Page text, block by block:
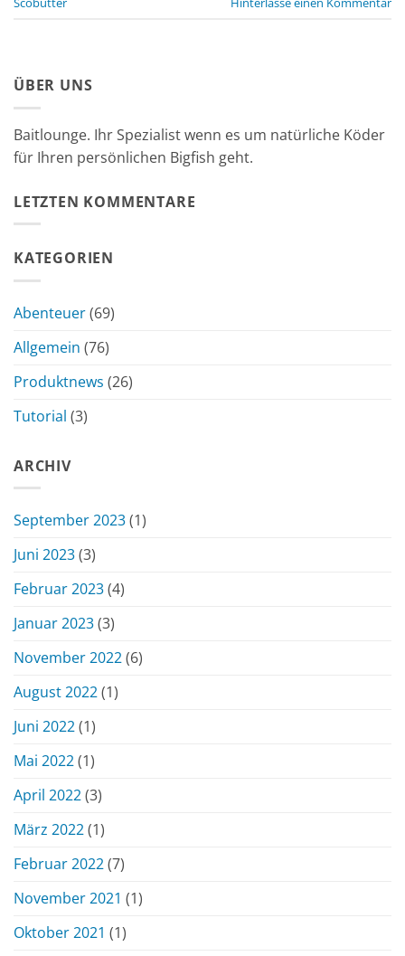
ÜBER UNS
Baitlounge. Ihr Spezialist wenn es um natürliche Köder
für Ihren persönlichen Bigfish geht.
LETZTEN KOMMENTARE
KATEGORIEN
Abenteuer(69)
Allgemein (76)
Produktnews (26)
Tutorial (3)
ARCHIV
September 2023(1)
Juni 2023(3)
Februar 2023(4)
Januar 2023(3)
November 2022(6)
August 2022(1)
Juni 2022(1)
Mai 2022(1)
April 2022(3)
März 2022(1)
Februar 2022(7)
November 2021 (1)
Oktober 2021 (1)